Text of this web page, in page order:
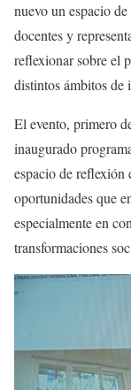
nuevo un espacio
docentes y
reflexionar sobre el
distintos ámbitos de
El evento, primero
inaugurado
espacio de reflexión
oportunidades que
especialmente en
transformaciones